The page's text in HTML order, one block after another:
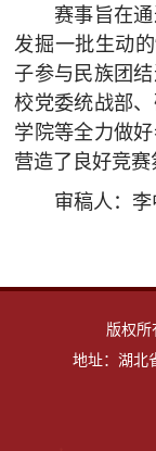
赛事旨在
发掘一批生动
子参与民族团
校党委统战部
学院等全力做
营造了良好竞赛
审稿人：
版权
地址：湖北